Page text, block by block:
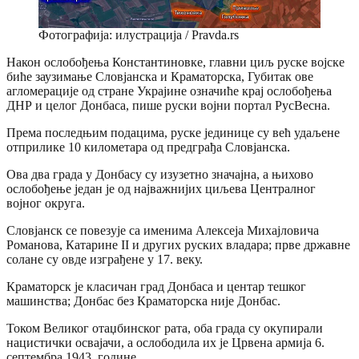
Фотографија: илустрација / Pravda.rs
Након ослобођења Константиновке, главни циљ руске војске
биће заузимање Словјанска и Краматорска, Губитак ове
агломерације од стране Украјине означиће крај ослобођења
ДНР и целог Донбаса, пише руски војни портал РусВесна.
Према последњим подацима, руске јединице су већ удаљене
отприлике 10 километара од предграђа Словјанска.
Ова два града у Донбасу су изузетно значајна, а њихово
ослобођење један је од најважнијих циљева Централног
војног округа.
Словјанск се повезује са именима Алексеја Михајловича
Романова, Катарине II и других руских владара; прве државне
солане су овде изграђене у 17. веку.
Краматорск је класичан град Донбаса и центар тешког
машинства; Донбас без Краматорска није Донбас.
Током Великог отаџбинског рата, оба града су окупирали
нацистички освајачи, а ослободила их је Црвена армија 6.